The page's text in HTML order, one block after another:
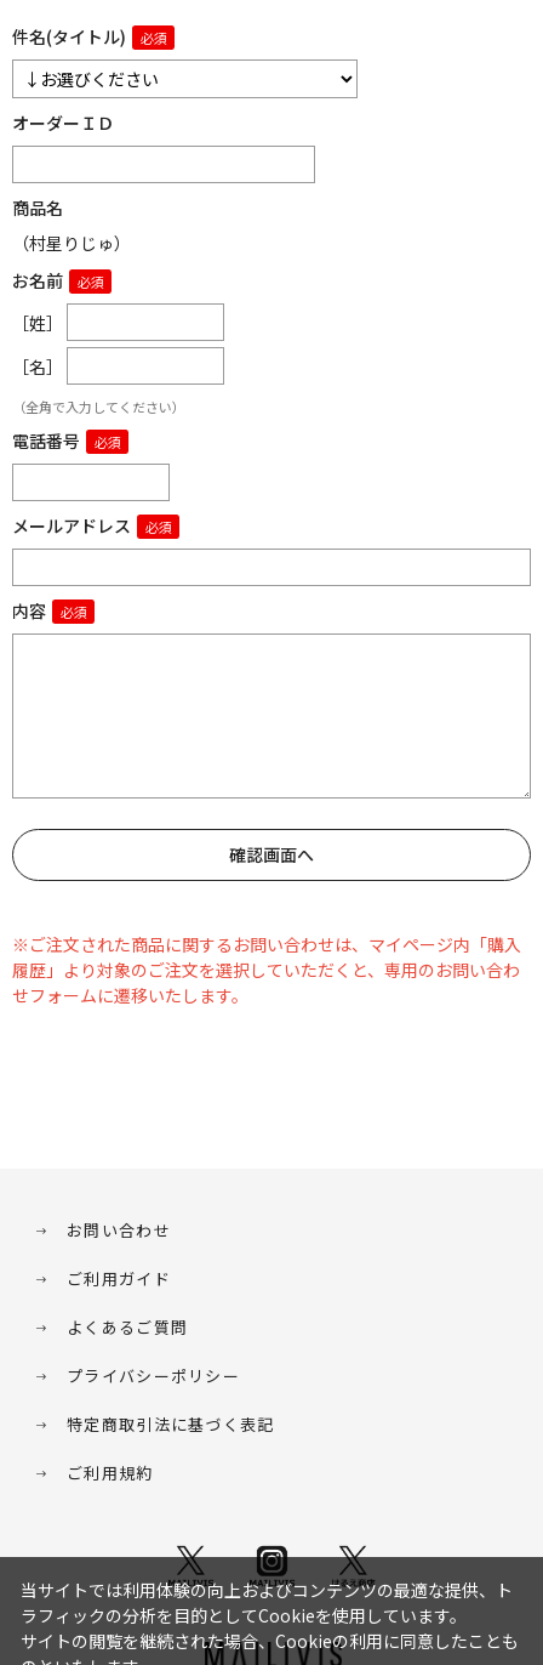
件名(タイトル)
オーダーＩＤ
商品名
（村星りじゅ）
お名前
［姓］
［名］
（全角で入力してください）
電話番号
メールアドレス
内容
※ご注文された商品に関するお問い合わせは、マイページ内「購入
履歴」より対象のご注文を選択していただくと、専用のお問い合わ
せフォームに遷移いたします。
お問い合わせ
ご利用ガイド
よくあるご質問
プライバシーポリシー
特定商取引法に基づく表記
ご利用規約
当サイトでは利用体験の向上およびコンテンツの最適な提供、ト
ラフィックの分析を目的としてCookieを使用しています。
サイトの閲覧を継続された場合、Cookieの利用に同意したことも